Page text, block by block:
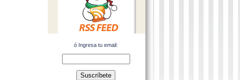
ó Ingresa tu email: